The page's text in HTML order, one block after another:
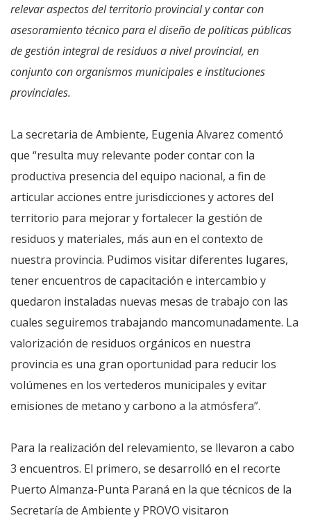
relevar aspectos del territorio provincial y contar con
asesoramiento técnico para el diseño de políticas públicas
de gestión integral de residuos a nivel provincial, en
conjunto con organismos municipales e instituciones
provinciales.
La secretaria de Ambiente, Eugenia Alvarez comentó
que “resulta muy relevante poder contar con la
productiva presencia del equipo nacional, a fin de
articular acciones entre jurisdicciones y actores del
territorio para mejorar y fortalecer la gestión de
residuos y materiales, más aun en el contexto de
nuestra provincia. Pudimos visitar diferentes lugares,
tener encuentros de capacitación e intercambio y
quedaron instaladas nuevas mesas de trabajo con las
cuales seguiremos trabajando mancomunadamente. La
valorización de residuos orgánicos en nuestra
provincia es una gran oportunidad para reducir los
volúmenes en los vertederos municipales y evitar
emisiones de metano y carbono a la atmósfera”.
Para la realización del relevamiento, se llevaron a cabo
3 encuentros. El primero, se desarrolló en el recorte
Puerto Almanza-Punta Paraná en la que técnicos de la
Secretaría de Ambiente y PROVO visitaron